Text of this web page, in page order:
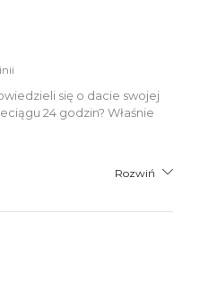
się o dacie swojej
24 godzin? Właśnie
Rozwiń